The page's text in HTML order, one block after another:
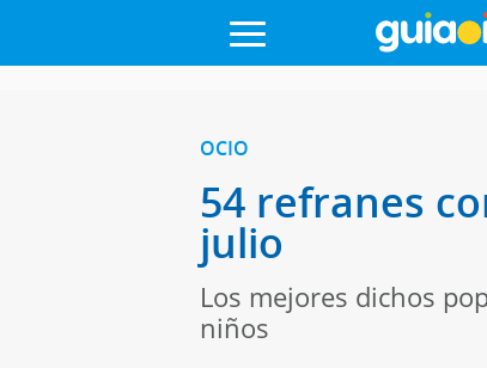
OCIO
54 refranes
julio
Los mejores dichos
niños